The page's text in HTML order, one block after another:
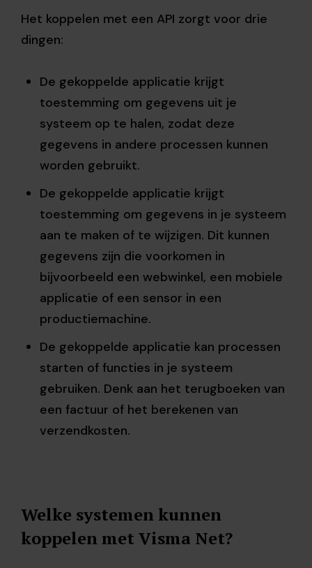
Het koppelen met een API zorgt voor drie
dingen:
De gekoppelde applicatie krijgt
toestemming om gegevens uit je
systeem op te halen, zodat deze
gegevens in andere processen kunnen
worden gebruikt.
De gekoppelde applicatie krijgt
toestemming om gegevens in je systeem
aan te maken of te wijzigen. Dit kunnen
gegevens zijn die voorkomen in
bijvoorbeeld een webwinkel, een mobiele
applicatie of een sensor in een
productiemachine.
De gekoppelde applicatie kan processen
starten of functies in je systeem
gebruiken. Denk aan het terugboeken van
een factuur of het berekenen van
verzendkosten.
Welke systemen kunnen
koppelen met Visma Net?